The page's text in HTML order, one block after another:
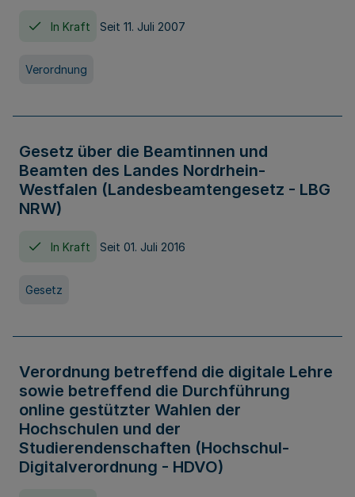
In Kraft Seit 11. Juli 2007
Verordnung
Gesetz über die Beamtinnen und
Beamten des Landes Nordrhein-
Westfalen (Landesbeamtengesetz - LBG
NRW)
In Kraft Seit 01. Juli 2016
Gesetz
Verordnung betreffend die digitale Lehre
sowie betreffend die Durchführung
online gestützter Wahlen der
Hochschulen und der
Studierendenschaften (Hochschul-
Digitalverordnung - HDVO)